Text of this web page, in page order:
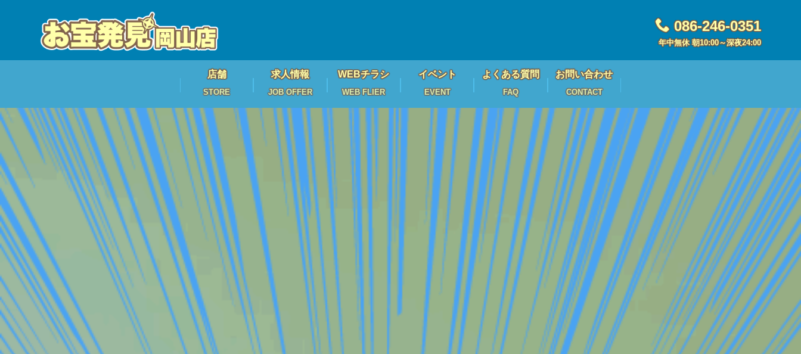
086-246-0351
年中無休 朝10:00～深夜24:00
店舗
STORE
求人情報
JOB OFFER
WEBチラシ
WEB FLIER
イベント
EVENT
よくある質問
FAQ
お問い合わせ
CONTACT